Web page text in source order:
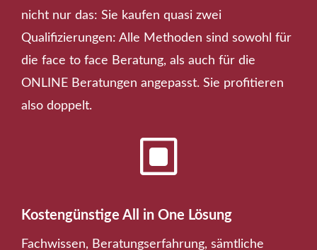
nicht nur das: Sie kaufen quasi zwei
Qualifizierungen: Alle Methoden sind sowohl für
die face to face Beratung, als auch für die
ONLINE Beratungen angepasst. Sie profitieren
also doppelt.
W
Kostengünstige All in One Lösung
Fachwissen, Beratungserfahrung, sämtliche